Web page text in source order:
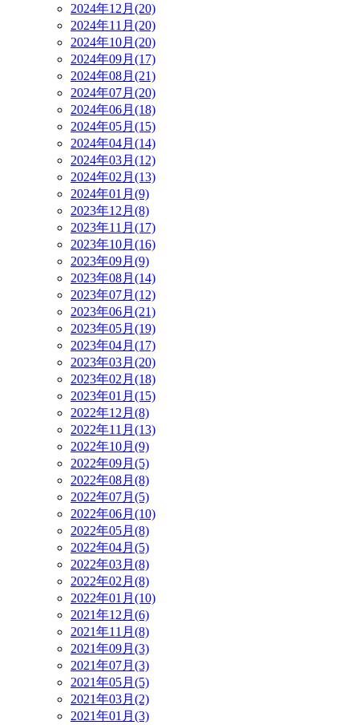
2024年12月(20)
2024年11月(20)
2024年10月(20)
2024年09月(17)
2024年08月(21)
2024年07月(20)
2024年06月(18)
2024年05月(15)
2024年04月(14)
2024年03月(12)
2024年02月(13)
2024年01月(9)
2023年12月(8)
2023年11月(17)
2023年10月(16)
2023年09月(9)
2023年08月(14)
2023年07月(12)
2023年06月(21)
2023年05月(19)
2023年04月(17)
2023年03月(20)
2023年02月(18)
2023年01月(15)
2022年12月(8)
2022年11月(13)
2022年10月(9)
2022年09月(5)
2022年08月(8)
2022年07月(5)
2022年06月(10)
2022年05月(8)
2022年04月(5)
2022年03月(8)
2022年02月(8)
2022年01月(10)
2021年12月(6)
2021年11月(8)
2021年09月(3)
2021年07月(3)
2021年05月(5)
2021年03月(2)
2021年01月(3)